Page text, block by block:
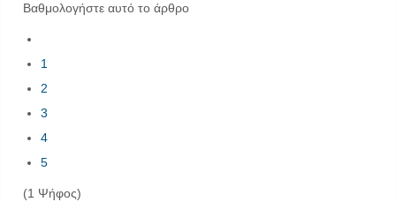
Βαθμολογήστε αυτό το άρθρο
1
2
3
4
5
(1 Ψήφος)